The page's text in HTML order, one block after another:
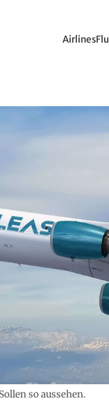
Airlines
so aussehen.